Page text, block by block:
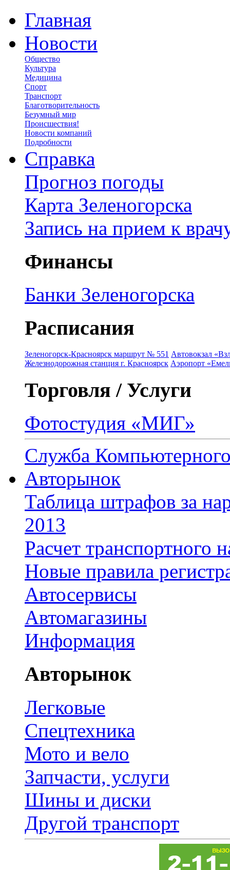
Главная
Новости
Общество
Культура
Медицина
Спорт
Транспорт
Благотворительность
Безумный мир
Происшествия!
Новости компаний
Подробности
Справка
Прогноз погоды
Карта Зеленогорска
Запись на прием к
Финансы
Банки Зеленогорска
Расписания
Зеленогорск-Красноярск маршрут № 551 Автовокзал
Железнодорожная станция г. Красноярск Аэропорт
Торговля / Услуги
Фотостудия «МИГ»
Служба
Авторынок
Таблица штрафов за
2013
Расчет транспортного
Новые правила
Автосервисы
Автомагазины
Информация
Авторынок
Легковые
Спецтехника
Мото и вело
Запчасти, услуги
Шины и диски
Другой транспорт